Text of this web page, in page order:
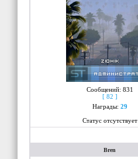
Сообщений: 831
[ 82 ]
Награды: 29
Статус отсутствует
Bren